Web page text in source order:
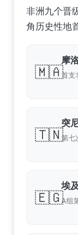
非洲九个晋
角历史性地
🇲🇦
摩
首支
🇹🇳
突
第七
🇪🇬
埃
A组